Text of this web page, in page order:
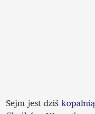
Sejm jest dziś